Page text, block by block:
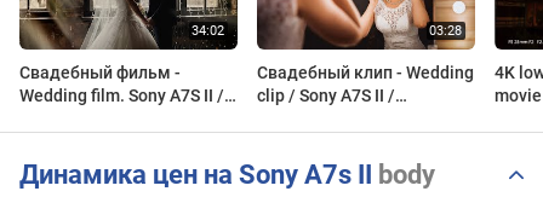
Свадебный фильм -
Wedding film. Sony A7S II /
Свадебный клип - Wedding
clip / Sony A7S II /
4K
Динамика цен на Sony A7s II body